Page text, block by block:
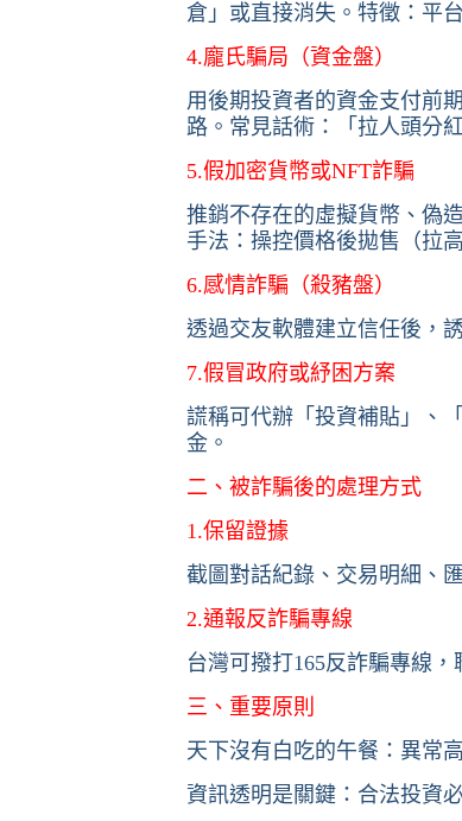
倉」或直接消失。特徵：平
4.龐氏騙局（資金盤）
用後期投資者的資金支付前
路。常見話術：「拉人頭分
5.假加密貨幣或NFT詐騙
推銷不存在的虛擬貨幣、偽
手法：操控價格後拋售（拉
6.感情詐騙（殺豬盤）
透過交友軟體建立信任後，
7.假冒政府或紓困方案
謊稱可代辦「投資補貼」、
金。
二、被詐騙後的處理方式
1.保留證據
截圖對話紀錄、交易明細、
2.通報反詐騙專線
台灣可撥打165反詐騙專線，
三、重要原則
天下沒有白吃的午餐：異常
資訊透明是關鍵：合法投資